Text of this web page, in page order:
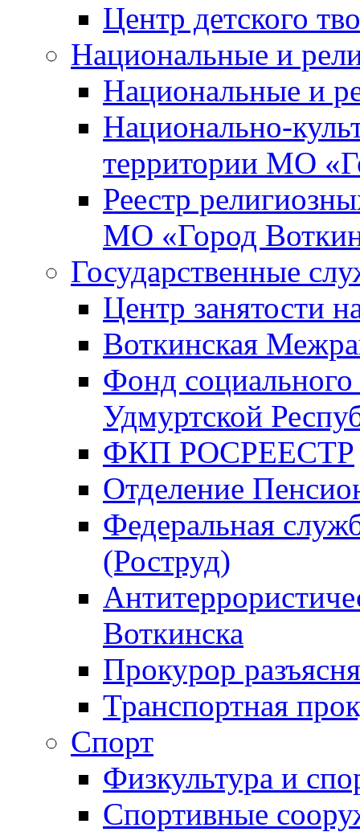
Центр детского
Национальные и
Национальные и
Национально-
территории МО
Реестр
МО «Город
Государственные
Центр занятости
Воткинская
Фонд
Удмуртской
ФКП РОСРЕЕСТР
Отделение
Федеральная
(Роструд)
Воткинска
Прокурор
Транспортная
Спорт
Физкультура и
Спортивные